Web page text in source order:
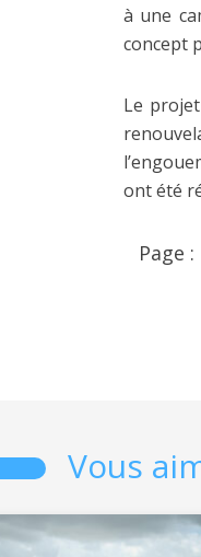
à une
concept
Le
ont été
Page :
Vous